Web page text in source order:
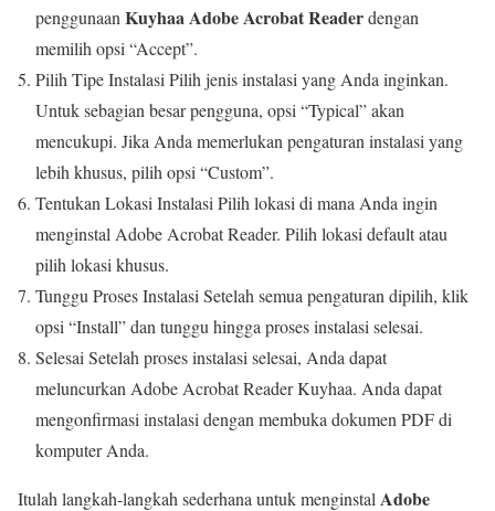
penggunaanKuyhaa Adobe Acrobat Readerdengan
memilih opsi “Accept”.
Pilih Tipe Instalasi Pilih jenis instalasi yang Anda inginkan.
Untuk sebagian besar pengguna, opsi “Typical” akan
mencukupi. Jika Anda memerlukan pengaturan instalasi yang
lebih khusus, pilih opsi “Custom”.
Tentukan Lokasi Instalasi Pilih lokasi di mana Anda ingin
menginstal Adobe Acrobat Reader. Pilih lokasi default atau
pilih lokasi khusus.
Tunggu Proses Instalasi Setelah semua pengaturan dipilih, klik
opsi “Install” dan tunggu hingga proses instalasi selesai.
Selesai Setelah proses instalasi selesai, Anda dapat
meluncurkan Adobe Acrobat Reader Kuyhaa. Anda dapat
mengonfirmasi instalasi dengan membuka dokumen PDF di
komputer Anda.
Itulah langkah-langkah sederhana untuk menginstalAdobe